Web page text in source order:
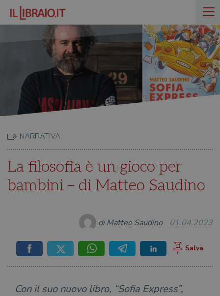
NARRATIVA
La filosofia è un gioco per
bambini – di Matteo Saudino
di Matteo Saudino 01.04.2023
Con il suo nuovo libro, “Sofia Express”,